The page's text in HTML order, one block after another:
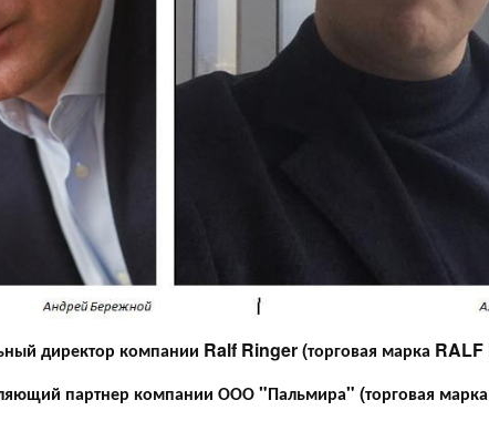
директор компании Ralf Ringer (торговая марка
партнер компании ООО "Пальмира" (торговая